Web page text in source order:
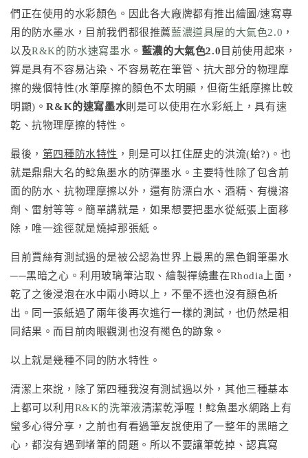
們正在使用的水彩顏色。因此各大廠牌都有推出繪圖/速寫專
用的防水墨水，目前我們都很推薦藍濃道具屋的大氣色2.0 ，
以及R&K的防水速寫墨水 。 藍濃的大氣色2.0 目前使用起來，
算是具有不容易沾染、不容易乾在筆管、抗大部分的物理摩
擦的幾個特性(水筆摩擦的顏色不太明顯，但衛生紙摩擦比較
明顯)。R&K的速寫墨水則是可以使用在水彩紙上，具有速
乾、抗物理摩擦的特性。
最後， 第四種防水特性 ，則是可以扛住歷史的洪流(蛤?)。也
就是鼎鼎大名的鯰魚墨水的防彈墨水。主要特性除了包含前
面的防水、抗物理摩擦以外，還有防漂白水、酒精、有機溶
劑、雷射等等。簡單講就是，如果想要把墨水從紙張上面移
除，唯一途徑就是燒掉那張紙。
目前賈絲有測試過的是被公認為世界上最黑的黑色鋼筆墨水
──黑暗之心。利用玻璃筆沾取、繪製禪繞畫在Rhodia上面，
乾了之後浸泡在水中兩小時以上，不暈不透也沒有顏色析
出。同一張紙過了兩年後再次進行一樣的測試，也仍然是相
同結果。而目前肉眼觀測也沒有褪色的跡象。
以上就是幾種不同的防水特性。
清潔上來說，除了第四種我沒有測試過以外，其他三種基本
上都可以利用R&K的洗筆液清潔乾淨喔！鯰魚墨水網路上有
蠻多心得分享，之前也有看過筆友說使用了一整年的黑暗之
心，都沒有遇到堵筆的問題。所以不要讓筆乾掉、認真寫